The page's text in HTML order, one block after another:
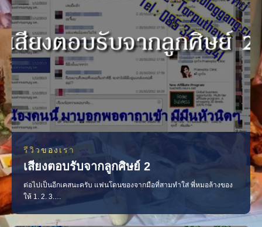
รีวิวของเรา
เสียงตอบรับจากลูกศิษย์ 2
ต่อไปเป็นอีกเคสนะครับ แฟนโดนของจากมือที่สามทำใส่ พี่หมอล้างของ
ให้ 1. 2. 3.
——————————————————————————- อีกเคส
นึง เป็นพยาบาลเธอทึ่งเรื่องพี่หมอดูดวงแม่นมาก มาทำพิธีเกี่ยวกับเรื่อง